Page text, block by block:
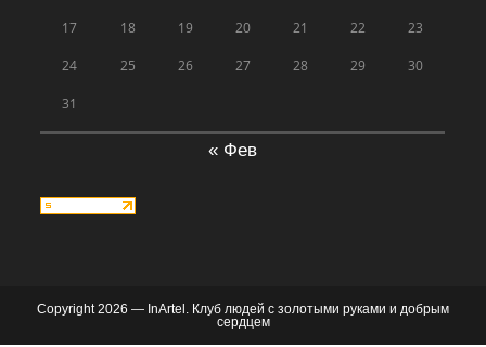
17 18 19 20 21 22 23
24 25 26 27 28 29 30
31
« Фев
Copyright 2026 — InArtel. Клуб людей с золотыми руками и добрым
сердцем